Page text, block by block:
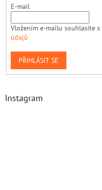
E-mail
Vložením e-mailu souhlasíte s
údajů
PŘIHLÁSIT SE
Instagram